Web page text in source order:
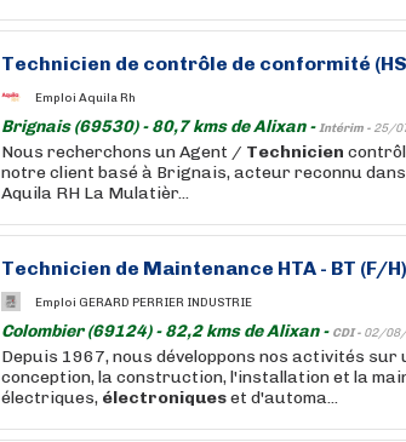
Technicien de contrôle de conformité
Emploi Aquila Rh
Brignais (69530) - 80,7 kms de Alixan -Intérim - 25/
Nous recherchons un Agent / Technicien
notre client basé à Brignais, acteur reconnu
Aquila RH La Mulatièr...
Technicien de Maintenance HTA - BT (F/H)
Emploi GERARD PERRIER INDUSTRIE
Colombier (69124) - 82,2 kms de Alixan - CDI - 02/
Depuis 1967, nous développons nos activités sur
conception, la construction, l'installation et la
électriques, électroniqueset d'automa...